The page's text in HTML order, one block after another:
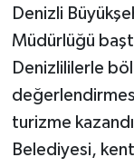
Denizli
Müdürlüğü
Denizlililerle
turizme
Belediyesi,